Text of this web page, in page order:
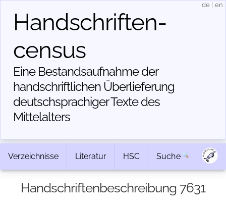
Handschriften­
census
Eine Bestandsaufnahme der
handschriftlichen Über­lieferung
deutschsprachiger Texte des
Mittelalters
de en
Verzeichnisse Literatur HSC Suche
Handschriftenbeschreibung 7631